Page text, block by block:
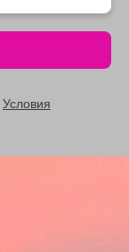
Условия